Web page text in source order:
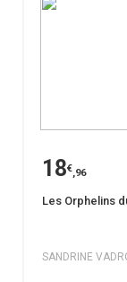
18€,96
Les Orphelins
SANDRINE